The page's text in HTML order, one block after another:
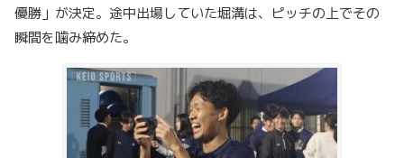
優勝」が決定。途中出場していた堀溝は、ピッチの上でその
瞬間を噛み締めた。